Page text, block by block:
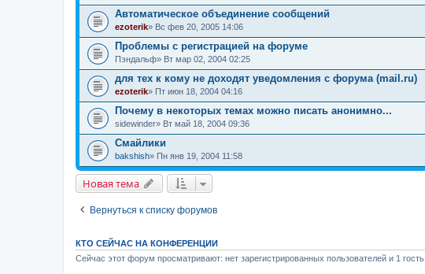
Автоматическое объединение сообщений
ezoterik» Вс фев 20, 2005 14:06
Проблемы с регистрацией на форуме
Пэндальф» Вт мар 02, 2004 02:25
для тех к кому не доходят уведомления с форума (mail.ru)
ezoterik» Пт июн 18, 2004 04:16
Почему в некоторых темах можно писать анонимно...
sidewinder» Вт май 18, 2004 09:36
Смайлики
bakshish» Пн янв 19, 2004 11:58
Новая тема
Вернуться к списку форумов
КТО СЕЙЧАС НА КОНФЕРЕНЦИИ
Сейчас этот форум просматривают: нет зарегистрированных пользователей и 1 гость